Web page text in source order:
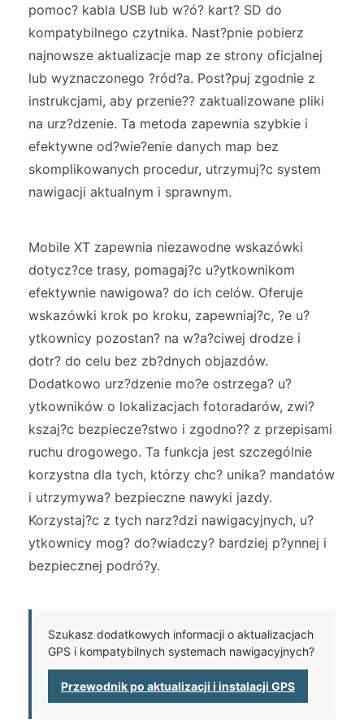
pomoc? kabla USB lub w?ó? kart? SD do
kompatybilnego czytnika. Nast?pnie pobierz
najnowsze aktualizacje map ze strony oficjalnej
lub wyznaczonego ?ród?a. Post?puj zgodnie z
instrukcjami, aby przenie?? zaktualizowane pliki
na urz?dzenie. Ta metoda zapewnia szybkie i
efektywne od?wie?enie danych map bez
skomplikowanych procedur, utrzymuj?c system
nawigacji aktualnym i sprawnym.
Mobile XT zapewnia niezawodne wskazówki
dotycz?ce trasy, pomagaj?c u?ytkownikom
efektywnie nawigowa? do ich celów. Oferuje
wskazówki krok po kroku, zapewniaj?c, ?e u?
ytkownicy pozostan? na w?a?ciwej drodze i
dotr? do celu bez zb?dnych objazdów.
Dodatkowo urz?dzenie mo?e ostrzega? u?
ytkowników o lokalizacjach fotoradarów, zwi?
kszaj?c bezpiecze?stwo i zgodno?? z przepisami
ruchu drogowego. Ta funkcja jest szczególnie
korzystna dla tych, którzy chc? unika? mandatów
i utrzymywa? bezpieczne nawyki jazdy.
Korzystaj?c z tych narz?dzi nawigacyjnych, u?
ytkownicy mog? do?wiadczy? bardziej p?ynnej i
bezpiecznej podró?y.
Szukasz dodatkowych informacji o aktualizacjach
GPS i kompatybilnych systemach nawigacyjnych?
Przewodnik po aktualizacji i instalacji GPS